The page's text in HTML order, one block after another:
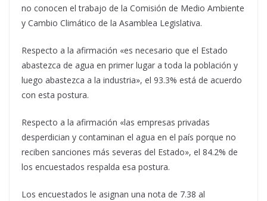
no conocen el trabajo de la Comisión de Medio Ambiente
y Cambio Climático de la Asamblea Legislativa.
Respecto a la afirmación «es necesario que el Estado
abastezca de agua en primer lugar a toda la población y
luego abastezca a la industria», el 93.3% está de acuerdo
con esta postura.
Respecto a la afirmación «las empresas privadas
desperdician y contaminan el agua en el país porque no
reciben sanciones más severas del Estado», el 84.2% de
los encuestados respalda esa postura.
Los encuestados le asignan una nota de 7.38 al